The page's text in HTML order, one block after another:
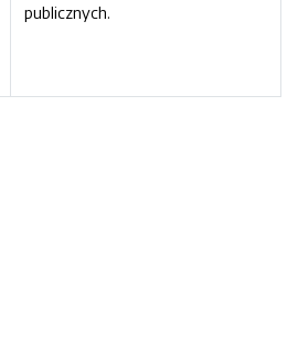
publicznych.